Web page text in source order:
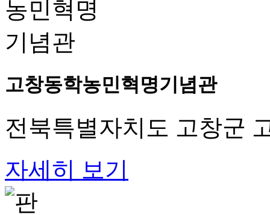
고창동학농민혁명기념관
전북특별자치도 고창군
자세히 보기